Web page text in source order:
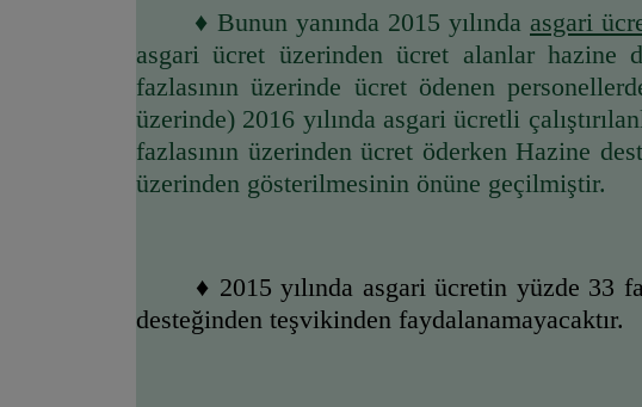
	♦ Bunun yanında 2015 yılında
asgari
asgari ücret üzerinden ücret alanlar hazine
fazlasının üzerinde ücret ödenen
üzerinde) 2016 yılında asgari ücretli
fazlasının üzerinden ücret öderken Hazine
üzerinden gösterilmesinin önüne geçilmiştir.
♦ 2015 yılında asgari ücretin yüzde 33
desteğinden teşvikinden faydalanamayacaktır.